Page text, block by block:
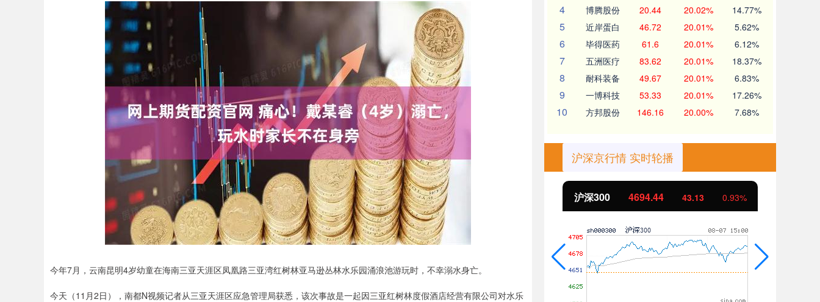
今年7月，云南昆明4岁幼童在海南三亚天涯区凤凰路三亚湾红树林亚马逊丛林水乐园涌浪池游玩时，不幸溺水身亡。
今天（11月2日），南都N视频记者从三亚天涯区应急管理局获悉，该次事故是一起因三亚红树林度假酒店经营有限公司对水乐
4 博腾股份 20.44 20.02% 14.77%
5 近岸蛋白 46.72 20.01% 5.62%
6 毕得医药 61.6 20.01% 6.12%
7 五洲医疗 83.62 20.01% 18.37%
8 耐科装备 49.67 20.01% 6.83%
9 一博科技 53.33 20.01% 17.26%
10 方邦股份 146.16 20.00% 7.68%
沪深京行情 实时轮播
上证指数 3940.04 39.68 1.02% 深证成指 14311.01 沪深300 4694.44 43.13 0.93%